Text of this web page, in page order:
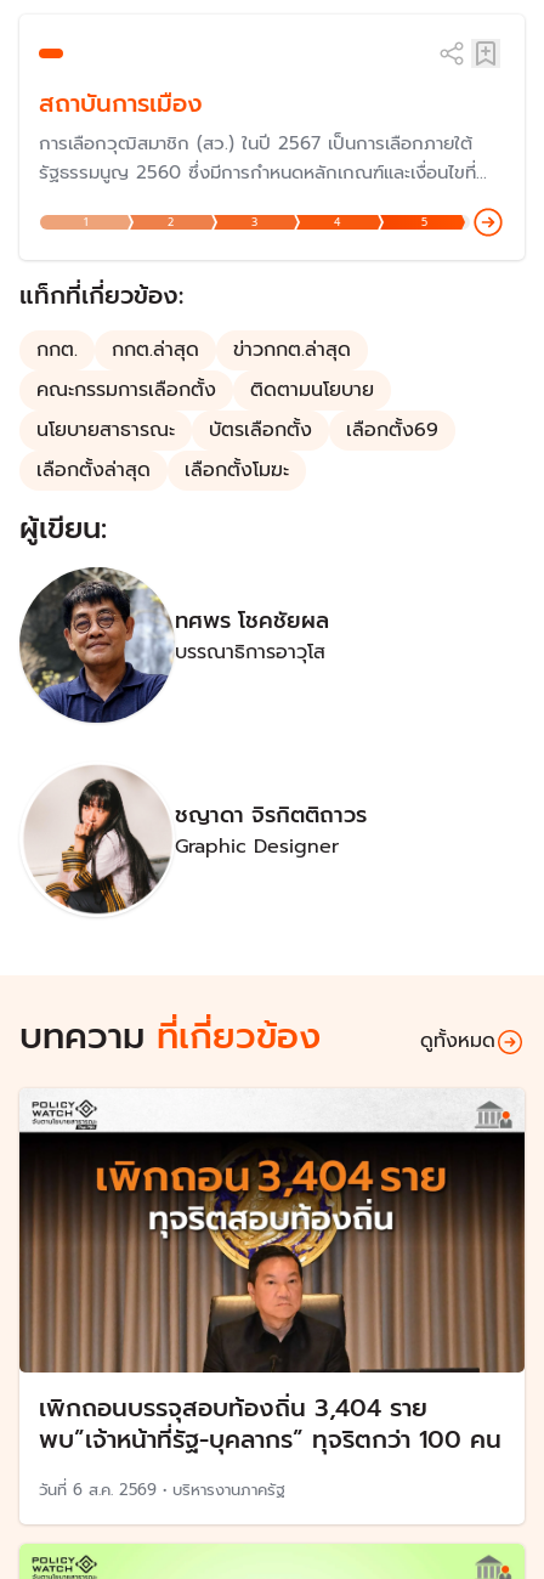
สถาบันการเมือง
การเลือกวุฒิสมาชิก (สว.) ในปี 2567 เป็นการเลือกภายใต้
รัฐธรรมนูญ 2560 ซึ่งมีการกำหนดหลักเกณฑ์และเงื่อนไขที่
แตกต่างไปจากรัฐธรรมนูญก่อนหน้านั้น แม้ว่าจะมีเจตนารมณ์
เพื่อให้มีวุฒิสมาชิกที่มีความรู้ความสามารถอย่างแท้จริง แต่ก็
ถูกวิพากษ์วิจารณ์ค่อนข้างมากในเรื่องของกฏกติกาในการ
เลือกตั้ง เพราะเป็นการเลือกโดยผู้สมัคร
1 2 3 4 5
แท็กที่เกี่ยวข้อง:
กกต. กกต.ล่าสุด
ข่าวกกต.ล่าสุด
คณะกรรมการเลือกตั้ง
ติดตามนโยบาย
นโยบายสาธารณะ
บัตรเลือกตั้ง
เลือกตั้ง69
เลือกตั้งล่าสุด
เลือกตั้งโมฆะ
ผู้เขียน:
ทศพร โชคชัยผล
บรรณาธิการอาวุโส
ชญาดา จิรกิตติถาวร
Graphic Designer
บทความ ที่เกี่ยวข้อง ดูทั้งหมด
เพิกถอนบรรจุสอบท้องถิ่น 3,404 ราย
พบ”เจ้าหน้าที่รัฐ-บุคลากร” ทุจริตกว่า 100 คน
วันที่ 6 ส.ค. 2569 • บริหารงานภาครัฐ